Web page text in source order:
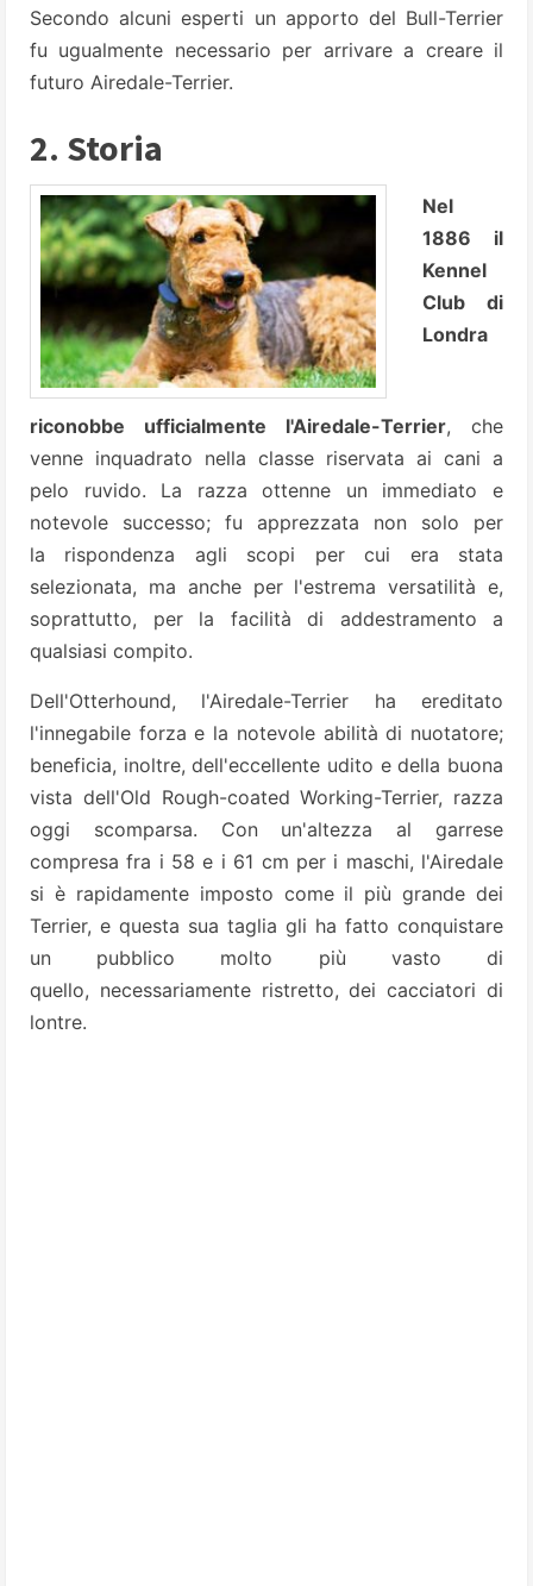
Secondo alcuni esperti un apporto del Bull-Terrier
fu ugualmente necessario per arrivare a creare il
futuro Airedale-Terrier.
2. Storia
Nel
1886 il
Kennel
Club di
Londra
riconobbe ufficialmente l'Airedale-Terrier, che
venne inquadrato nella classe riservata ai cani a
pelo ruvido. La razza ottenne un immediato e
notevole successo; fu apprezzata non solo per
la rispondenza agli scopi per cui era stata
selezionata, ma anche per l'estrema versatilità e,
soprattutto, per la facilità di addestramento a
qualsiasi compito.
Dell'Otterhound, l'Airedale-Terrier ha ereditato
l'innegabile forza e la notevole abilità di nuotatore;
beneficia, inoltre, dell'eccellente udito e della buona
vista dell'Old Rough-coated Working-Terrier, razza
oggi scomparsa. Con un'altezza al garrese
compresa fra i 58 e i 61 cm per i maschi, l'Airedale
si è rapidamente imposto come il più grande dei
Terrier, e questa sua taglia gli ha fatto conquistare
un pubblico molto più vasto di
quello, necessariamente ristretto, dei cacciatori di
lontre.